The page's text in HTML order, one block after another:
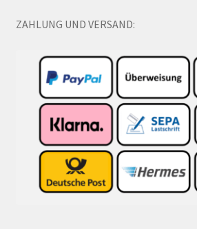
ZAHLUNG UND VERSAND: